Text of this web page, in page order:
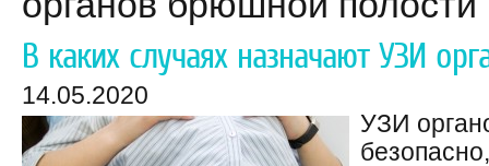
В каких случаях назначают УЗИ
14.05.2020
УЗИ